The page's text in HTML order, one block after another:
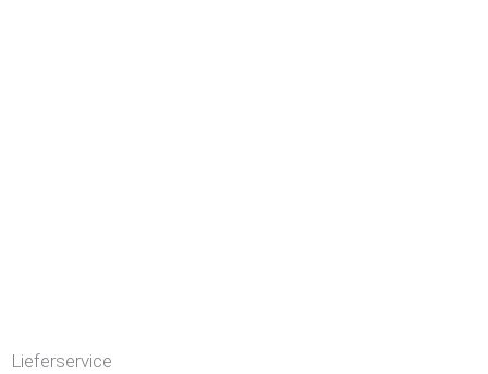
Lieferservice